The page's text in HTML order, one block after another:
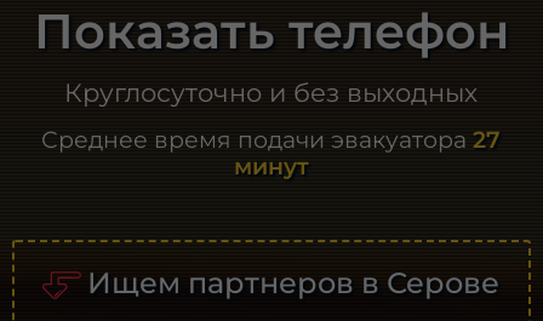
Показать телефон
Круглосуточно и без выходных
Среднее время подачи эвакуатора27
минут
Ищем партнеров в Серове